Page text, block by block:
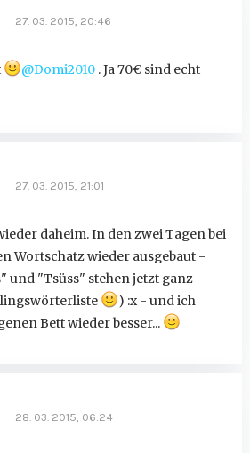
27. 03. 2015, 20:46
@Domi2010. Ja 70€ sind echt
27. 03. 2015, 21:01
daheim. In den zwei Tagen bei
Wortschatz wieder ausgebaut -
und "Tsüss" stehen jetzt ganz
) :x - und ich
Bett wieder besser...
28. 03. 2015, 06:24